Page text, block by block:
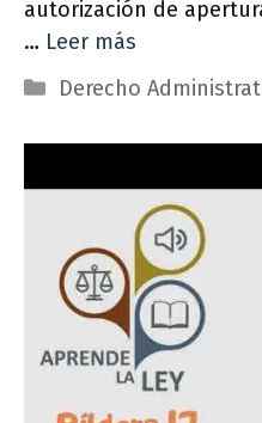
autorización de
… Leer más
Categorías
Derecho